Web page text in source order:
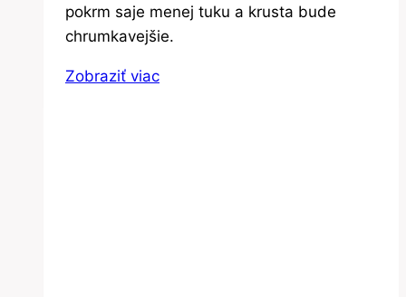
pokrm saje menej tuku a krusta bude
chrumkavejšie.
Zobraziť viac